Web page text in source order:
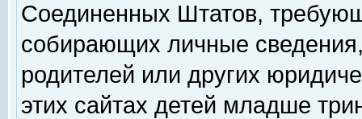
Соединенных Штатов,
собирающих личные
родителей или других
этих сайтах детей младше